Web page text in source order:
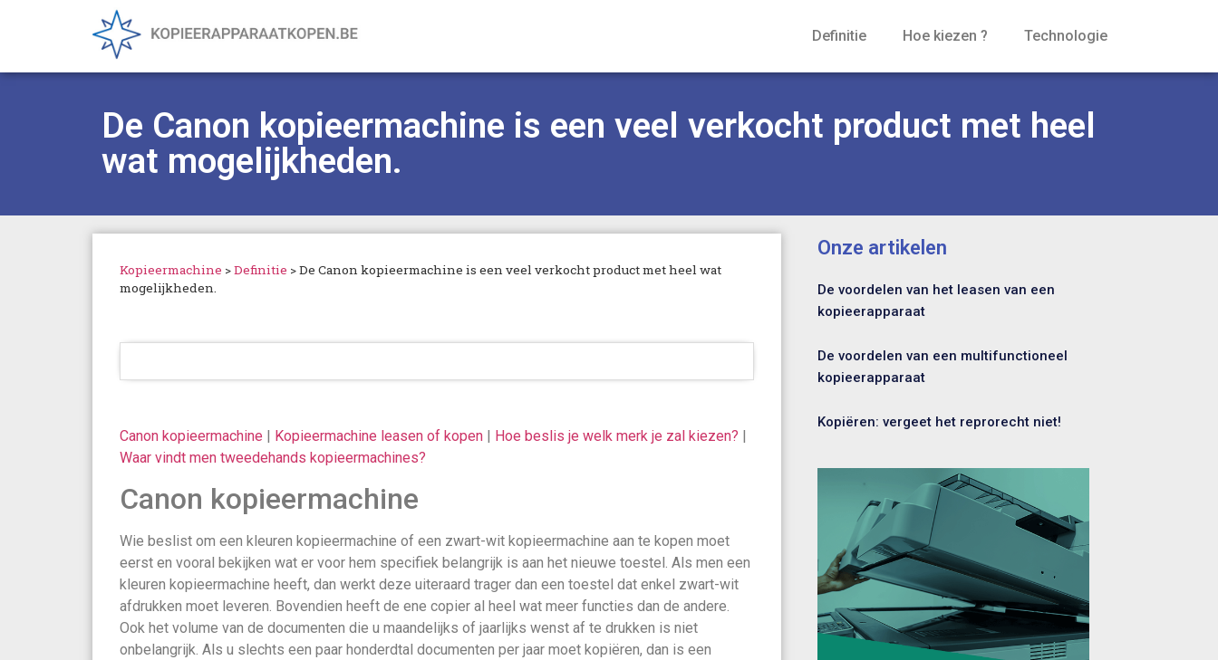
Definitie Hoe kiezen ? Technologie
De Canon kopieermachine is een veel verkocht product met heel
wat mogelijkheden.
Kopieermachine >Definitie >De Canon kopieermachine is een veel verkocht product met heel wat
mogelijkheden.
Canon kopieermachine | Kopieermachine leasen of kopen | Hoe beslis je welk merk je zal kiezen? |
Waar vindt men tweedehands kopieermachines?
Canon kopieermachine
Wie beslist om een kleuren kopieermachine of een zwart-wit kopieermachine aan te kopen moet
eerst en vooral bekijken wat er voor hem specifiek belangrijk is aan het nieuwe toestel. Als men een
kleuren kopieermachine heeft, dan werkt deze uiteraard trager dan een toestel dat enkel zwart-wit
afdrukken moet leveren. Bovendien heeft de ene copier al heel wat meer functies dan de andere.
Ook het volume van de documenten die u maandelijks of jaarlijks wenst af te drukken is niet
onbelangrijk. Als u slechts een paar honderdtal documenten per jaar moet kopiëren, dan is een
Onze artikelen
De voordelen van het leasen van een
kopieerapparaat
De voordelen van een multifunctioneel
kopieerapparaat
Kopiëren: vergeet het reprorecht niet!